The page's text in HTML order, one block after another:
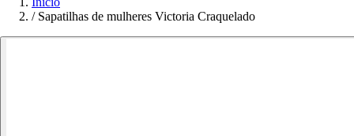
/ Sapatilhas de mulheres Victoria Craquelado